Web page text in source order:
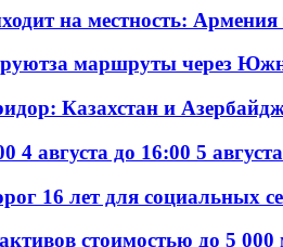
на местность:
маршруты через
Казахстан и
4 августа до 16:00 5 августа
16 лет для социальных
стоимостью до 5 000